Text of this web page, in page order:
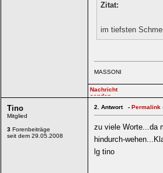
Zitat:
im tiefsten
MASSONI
Tino
Mitglied
3 Forenbeiträge
seit dem 29.05.2008
2. Antwort - Permalink
zu viele Worte...da
hindurch-
lg tino